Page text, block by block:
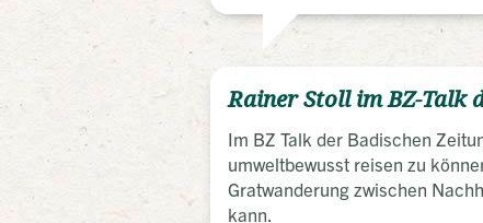
Rainer Stoll im BZ-Talk
Im BZ Talk der Badischen
umweltbewusst reisen zu
Gratwanderung zwischen
kann.